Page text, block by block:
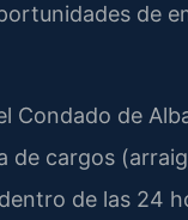
de
Condado de
de cargos
de las 24